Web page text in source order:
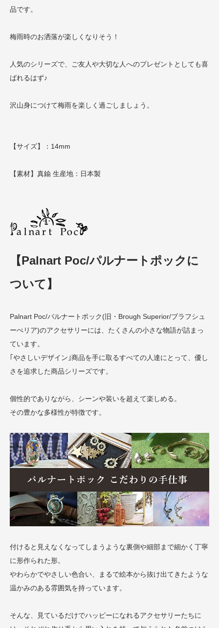
品です。
梅雨時のお洒落が楽しくなりそう！
人気のシリーズで、ご友人や大切な人へのプレゼントとしても喜
ばれるはず♪
沢山身につけて梅雨を楽しく過ごしましょう。
【サイズ】：14mm
【素材】真鍮 生産地：日本製
【Palnart Poc/パルナートポックに
ついて】
Palnart Poc/パルナートポック(旧・Brough Superior/ブラフシュ
ーぺリア)のアクセサリーには、たくさんの小さな物語が詰まっ
ています。
｢やさしいデザイン｣商品を手に取るすべての人達にとって、優し
さを追求した商品シリーズです。
個性的でありながら、シーンや装いを超えて楽しめる。
その豊かな多様性が特徴です。
付けると見えなくなってしまうような裏側や細部まで細かく丁寧
に形作られた形。
やわらかでやさしい色合い、まるで絵本から抜け出てきたような
温かみのある雰囲気を持っています。
そんな、見ているだけでハッピーになれるアクセサリーたちに